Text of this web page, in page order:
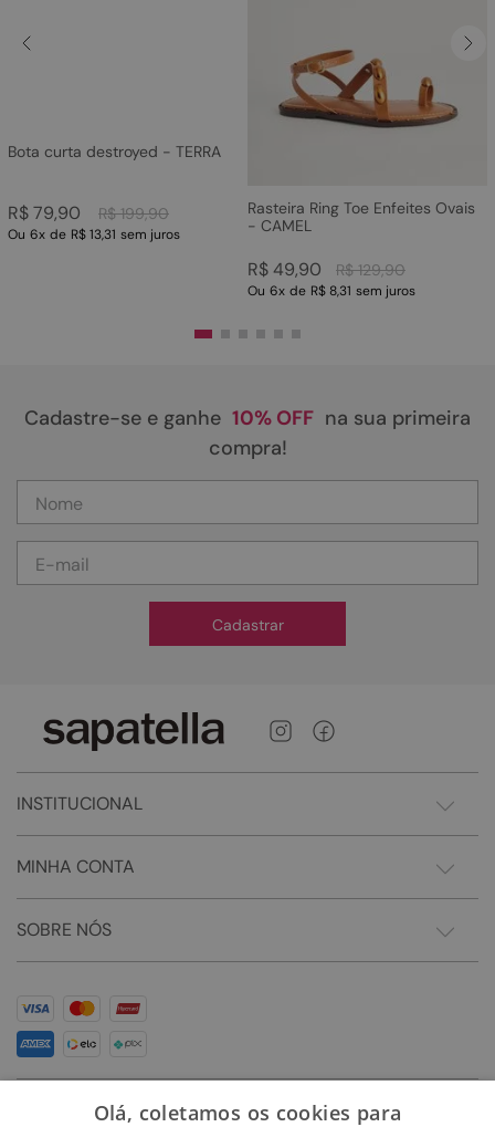
Bota curta destroyed - TERRA
R$ 199,90
R$79,90
Ou 6x de R$ 13,31 sem juros
Rasteira Ring Toe Enfeites Ovais
- CAMEL
R$ 129,90
R$49,90
Ou 6x de R$ 8,31 sem juros
Cadastre-se e ganhe 10% OFF na sua primeira
compra!
Cadastrar
INSTITUCIONAL
MINHA CONTA
SOBRE NÓS
Olá, coletamos os cookies para